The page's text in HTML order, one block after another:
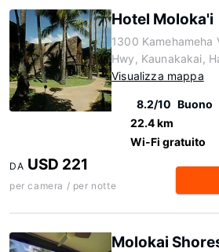
Hotel Moloka'i
1300 Kamehameha
Hwy, Kaunakakai,
Visualizza mappa
8.2/10 Buono
22.4 km
Wi-Fi gratuito
DA USD 221
per camera / per notte
Molokai